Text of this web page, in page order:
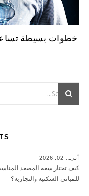
خطوات بسيطة
أبريل 02, 2026
كيف تختار سعة المصعد
للمباني السكنية والتجارية؟